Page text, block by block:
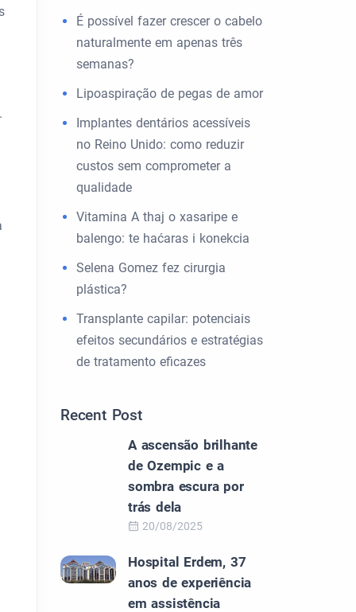
É possível fazer crescer o cabelo
naturalmente em apenas três
semanas?
Lipoaspiração de pegas de amor
Implantes dentários acessíveis
no Reino Unido: como reduzir
custos sem comprometer a
qualidade
Vitamina A thaj o xasaripe e
balengo: te haćaras i konekcia
Selena Gomez fez cirurgia
plástica?
Transplante capilar: potenciais
efeitos secundários e estratégias
de tratamento eficazes
Recent Post
A ascensão brilhante
de Ozempic e a
sombra escura por
trás dela
20/08/2025
Hospital Erdem, 37
anos de experiência
em assistência